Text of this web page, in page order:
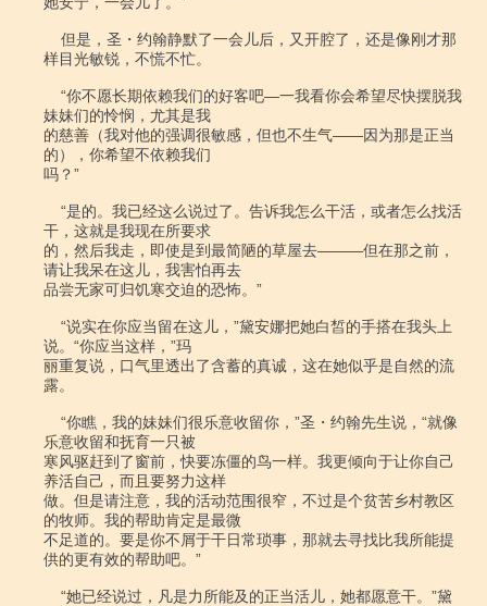
样目光敏锐，不慌不忙。
妹妹们的怜悯，尤其是我
的慈善（我对他的强调很敏感，但也不生气――因为那是正当
的），你希望不依赖我们
吗？”
干，这就是我现在所要求
的，然后我走，即使是到最简陋的草屋去―――但在那之前，
请让我呆在这儿，我害怕再去
品尝无家可归饥寒交迫的恐怖。”
说。“你应当这样，”玛
丽重复说，口气里透出了含蓄的真诚，这在她似乎是自然的流
露。
乐意收留和抚育一只被
寒风驱赶到了窗前，快要冻僵的鸟一样。我更倾向于让你自己
养活自己，而且要努力这样
做。但是请注意，我的活动范围很窄，不过是个贫苦乡村教区
的牧师。我的帮助肯定是最微
不足道的。要是你不屑于干日常琐事，那就去寻找比我所能提
供的更有效的帮助吧。”